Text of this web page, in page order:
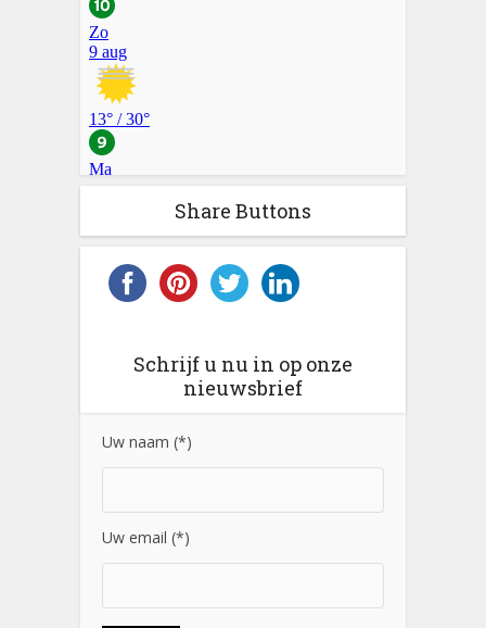
Share Buttons
Schrijf u nu in op onze
nieuwsbrief
Uw naam (*)
Uw email (*)